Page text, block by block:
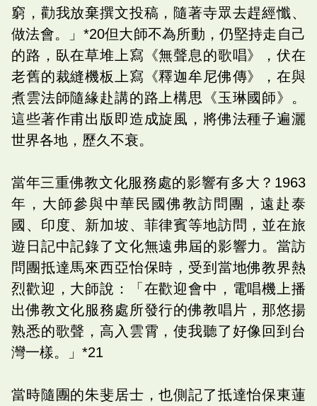
窮，勸我放棄撰文投稿，隨著寺眾去趕經懺、
做法會。」*20但大師不為所動，仍堅持走自己
的路，臥在草堆上寫《無聲息的歌唱》，伏在
老舊的裁縫機板上寫《釋迦牟尼佛傳》，在與
煮雲法師隨緣赴講的路上構思《玉琳國師》。
這些著作甫出版即造成旋風，將佛法種子遍灑
世界各地，歷久不衰。
當年三重佛教文化服務處的影響有多大？1963
年，大師參與中華民國佛教訪問團，遠赴泰
國、印度、新加坡、菲律賓等地訪問，並在旅
遊日記中記錄了文化無遠弗屆的影響力。當訪
問團抵達馬來西亞怡保時，受到當地佛教界熱
烈歡迎，大師說：「在歡迎會中，電唱機上播
出佛教文化服務處所發行的佛教唱片，那悠揚
熟悉的歌聲，高入雲霄，使我聽了好像回到台
灣一樣。」*21
當時隨團的朱斐居士，也側記了抵達怡保東蓮